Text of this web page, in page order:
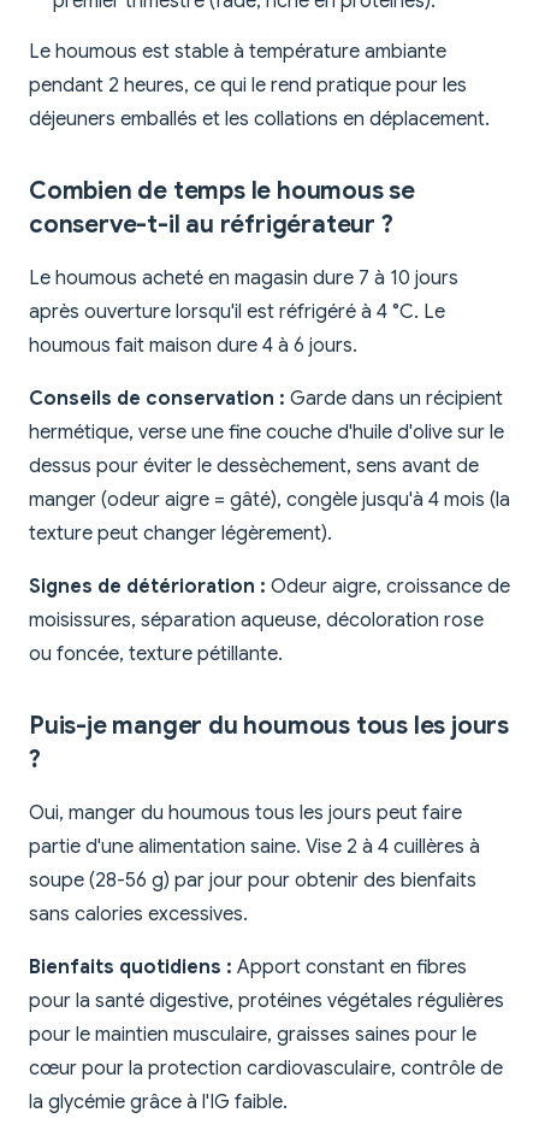
Le houmous est stable à température ambiante
pendant 2 heures, ce qui le rend pratique pour les
déjeuners emballés et les collations en déplacement.
Combien de temps le houmous se
conserve-t-il au réfrigérateur ?
Le houmous acheté en magasin dure 7 à 10 jours
après ouverture lorsqu'il est réfrigéré à 4 °C. Le
houmous fait maison dure 4 à 6 jours.
Conseils de conservation : Garde dans un récipient
hermétique, verse une fine couche d'huile d'olive sur le
dessus pour éviter le dessèchement, sens avant de
manger (odeur aigre = gâté), congèle jusqu'à 4 mois (la
texture peut changer légèrement).
Signes de détérioration : Odeur aigre, croissance de
moisissures, séparation aqueuse, décoloration rose
ou foncée, texture pétillante.
Puis-je manger du houmous tous les jours
?
Oui, manger du houmous tous les jours peut faire
partie d'une alimentation saine. Vise 2 à 4 cuillères à
soupe (28-56 g) par jour pour obtenir des bienfaits
sans calories excessives.
Bienfaits quotidiens : Apport constant en fibres
pour la santé digestive, protéines végétales régulières
pour le maintien musculaire, graisses saines pour le
cœur pour la protection cardiovasculaire, contrôle de
la glycémie grâce à l'IG faible.